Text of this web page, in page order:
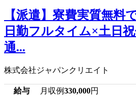
【派遣】寮費実質無
日勤フルタイム×土日
通...
株式会社ジャパンクリエイト
給与 月収例330,000円